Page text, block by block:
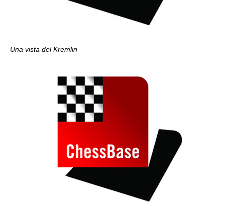
Una vista del Kremlin